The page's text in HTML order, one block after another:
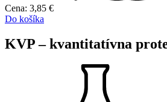
Cena: 3,85 €
Do košíka
KVP – kvantitatívna